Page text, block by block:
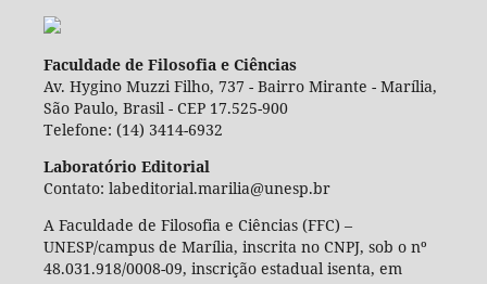
Faculdade de Filosofia e Ciências
Av. Hygino Muzzi Filho, 737 - Bairro Mirante - Marília,
São Paulo, Brasil - CEP 17.525-900
Telefone: (14) 3414-6932
Laboratório Editorial
Contato: labeditorial.marilia@unesp.br
A Faculdade de Filosofia e Ciências (FFC) –
UNESP/campus de Marília, inscrita no CNPJ, sob o nº
48.031.918/0008-09, inscrição estadual isenta, em